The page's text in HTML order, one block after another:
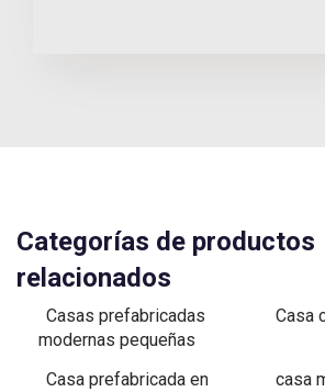
Categorías de productos
relacionados
Casas prefabricadas
modernas pequeñas
Casa
Casa prefabricada en
casa